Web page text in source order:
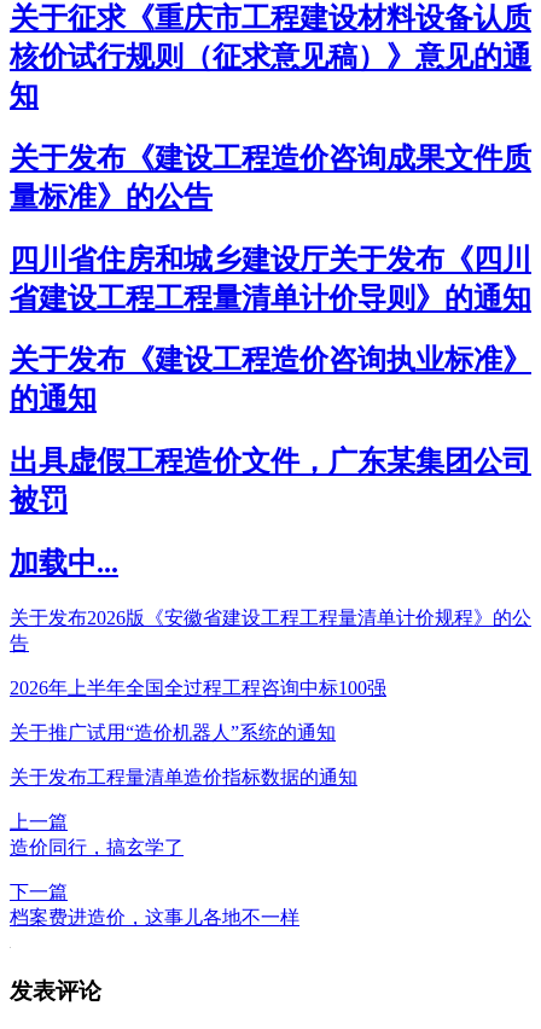
关于征求《重庆市工程建设材料设备认质
核价试行规则（征求意见稿）》意见的通
知
关于发布《建设工程造价咨询成果文件质
量标准》的公告
四川省住房和城乡建设厅关于发布《四川
省建设工程工程量清单计价导则》的通知
关于发布《建设工程造价咨询执业标准》
的通知
出具虚假工程造价文件，广东某集团公司
被罚
加载中...
关于发布2026版《安徽省建设工程工程量清单计价规程》的公
告
2026年上半年全国全过程工程咨询中标100强
关于推广试用“造价机器人”系统的通知
关于发布工程量清单造价指标数据的通知
上一篇
造价同行，搞玄学了
下一篇
档案费进造价，这事儿各地不一样
发表评论